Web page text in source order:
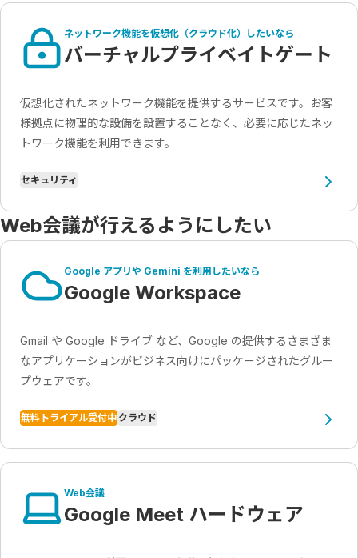
ネットワーク機能を仮想化（クラウド化）したいなら
バーチャルプライベイトゲート
仮想化されたネットワーク機能を提供するサービスです。お客
様拠点に物理的な設備を設置することなく、必要に応じたネッ
トワーク機能を利用できます。
セキュリティ
Web会議が行えるようにしたい
Google アプリや Gemini を利用したいなら
Google Workspace
Gmail や Google ドライブ など、Google の提供するさまざま
なアプリケーションがビジネス向けにパッケージされたグルー
プウェアです。
無料トライアル受付中 クラウド
Web会議
Google Meet ハードウェア